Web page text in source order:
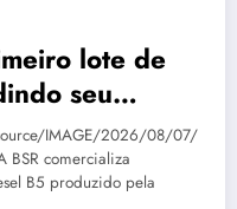
lote de
seu
ecológicos.
IMAGE/2026/08/07/
BSR comercializa
B5 produzido pela